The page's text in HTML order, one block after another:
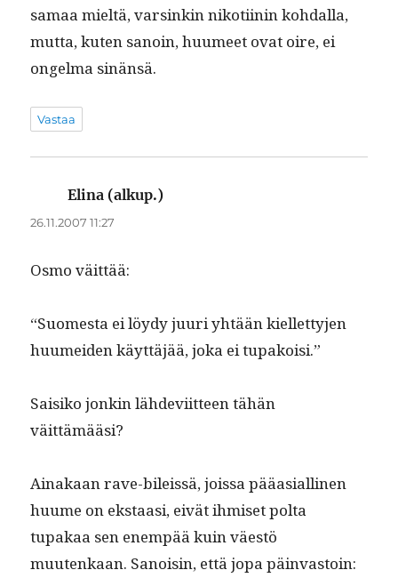
samaa mieltä, varsinkin nikoti­inin kohdal­la,
mut­ta, kuten sanoin, huumeet ovat oire, ei
ongel­ma sinänsä.
Vastaa
Elina (alkup.)
26.11.2007 11:27
Osmo väit­tää:
“Suomes­ta ei löy­dy juuri yhtään kiel­let­ty­jen
huumei­den käyt­täjää, joka ei tupakoisi.”
Saisiko jonkin lähde­vi­it­teen tähän
väittämääsi?
Ainakaan rave-bileis­sä, jois­sa pääasialli­nen
huume on ekstaasi, eivät ihmiset pol­ta
tupakaa sen enem­pää kuin väestö
muutenkaan. Sanois­in, että jopa päin­vas­toin: